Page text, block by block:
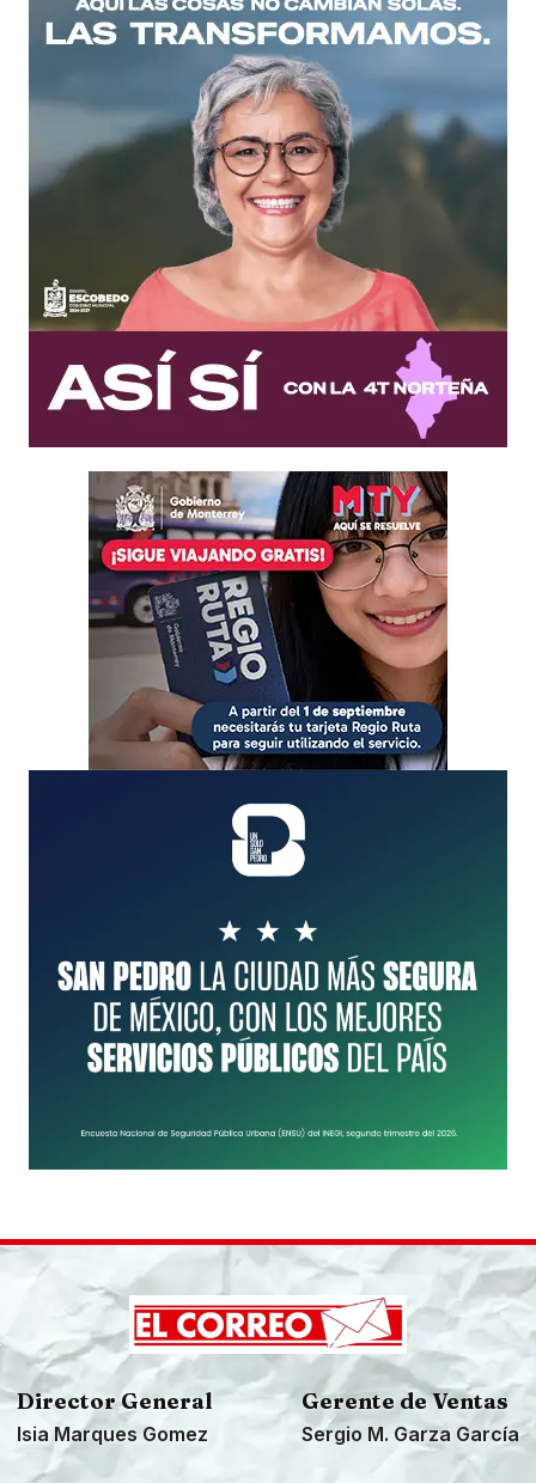
Director General
Isia Marques Gomez
Gerente de Ventas
Sergio M. Garza García